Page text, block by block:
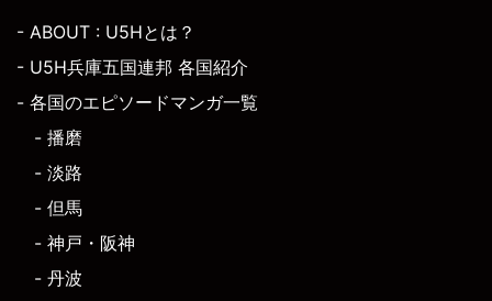
- ABOUT : U5Hとは？
- U5H兵庫五国連邦 各国紹介
- 各国のエピソードマンガ一覧
- 播磨
- 淡路
- 但馬
- 神戸・阪神
- 丹波